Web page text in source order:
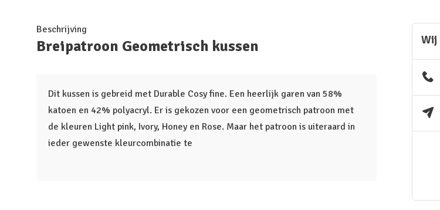
Beschrijving
Breipatroon Geometrisch kussen
Dit kussen is gebreid met Durable Cosy fine. Een heerlijk garen van 58%
katoen en 42% polyacryl. Er is gekozen voor een geometrisch patroon met
de kleuren Light pink, Ivory, Honey en Rose. Maar het patroon is uiteraard in
ieder gewenste kleurcombinatie te
Wij